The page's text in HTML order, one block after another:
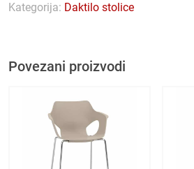
Kategorija: Daktilo stolice
Povezani proizvodi